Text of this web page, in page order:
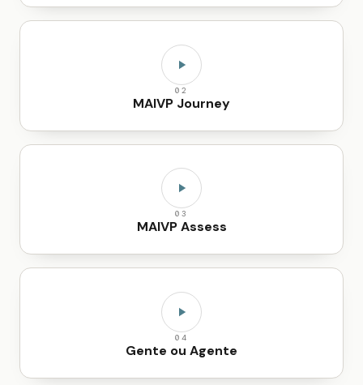
02
MAIVP Journey
03
MAIVP Assess
04
Gente ou Agente